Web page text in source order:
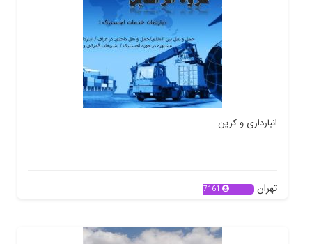
انبارداری و کرین
تهران 7161